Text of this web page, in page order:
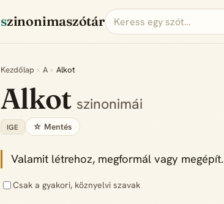
szinonimaszótár
Kezdőlap › A › Alkot
Alkot szinonimái
IGE ☆ Mentés
Valamit létrehoz, megformál vagy megépít.
Csak a gyakori, köznyelvi szavak